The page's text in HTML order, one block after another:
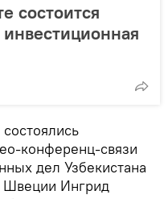
состоится
конференц-связи
дел Узбекистана
Швеции Ингрид